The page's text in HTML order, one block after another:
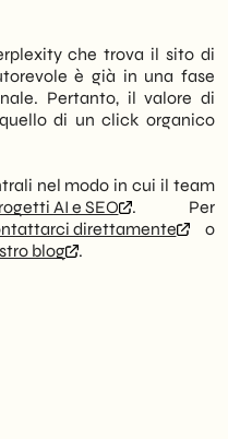
che trova il sito di
è già in una fase
Pertanto, il valore di
di un click organico
nel modo in cui il team
AI e SEO
. Per
direttamente
o
blog .